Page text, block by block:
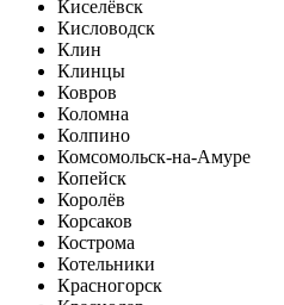
Киселёвск
Кисловодск
Клин
Клинцы
Ковров
Коломна
Колпино
Комсомольск-на-Амуре
Копейск
Королёв
Корсаков
Кострома
Котельники
Красногорск